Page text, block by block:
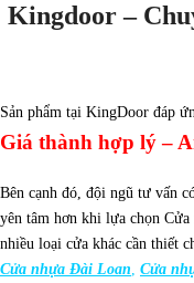
Kingdoor –
Sản phẩm tại KingDoor đáp
Giá thành hợp lý –
Bên cạnh đó, đội ngũ tư vấn
yên tâm hơn khi lựa chọn Cửa
nhiều loại cửa khác cần thiết
Cửa nhựa Đài Loan, Cửa